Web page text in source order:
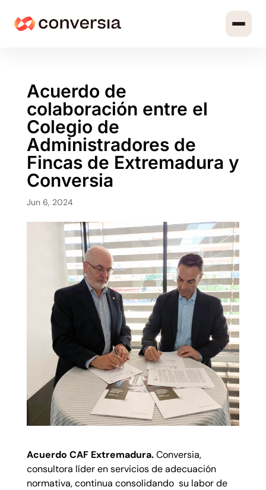
Acuerdo de
colaboración entre el
Colegio de
Administradores de
Fincas de Extremadura y
Conversia
Jun 6, 2024
Acuerdo CAF Extremadura.Conversia,
consultora líder en servicios de adecuación
normativa, continua consolidando su labor de